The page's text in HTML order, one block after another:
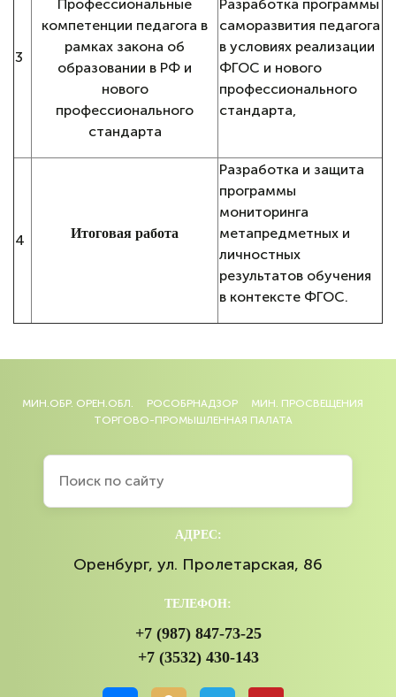
3
Профессиональные
компетенции педагога в
рамках закона об
образовании в РФ и
нового
профессионального
стандарта
Разработка программы
саморазвития педагога
в условиях реализации
ФГОС и нового
профессионального
стандарта,
4 Итоговая работа
Разработка и защита
программы
мониторинга
метапредметных и
личностных
результатов обучения
в контексте ФГОС.
МИН.ОБР. ОРЕН.ОБЛ. РОСОБРНАДЗОР
МИН. ПРОСВЕЩЕНИЯ
ТОРГОВО-ПРОМЫШЛЕННАЯ ПАЛАТА
АДРЕС:
Оренбург, ул. Пролетарская, 86
ТЕЛЕФОН:
+7 (987) 847-73-25
+7 (3532) 430-143